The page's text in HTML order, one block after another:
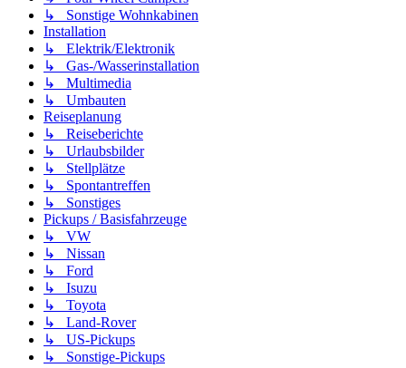
↳ Sonstige Wohnkabinen
Installation
↳ Elektrik/Elektronik
↳ Gas-/Wasserinstallation
↳ Multimedia
↳ Umbauten
Reiseplanung
↳ Reiseberichte
↳ Urlaubsbilder
↳ Stellplätze
↳ Spontantreffen
↳ Sonstiges
Pickups / Basisfahrzeuge
↳ VW
↳ Nissan
↳ Ford
↳ Isuzu
↳ Toyota
↳ Land-Rover
↳ US-Pickups
↳ Sonstige-Pickups